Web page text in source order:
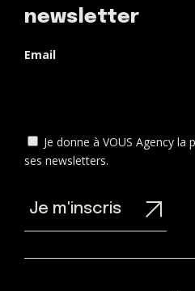
newsletter
Email
Je donne à VOUS Agency
ses newsletters.
Je m'inscris